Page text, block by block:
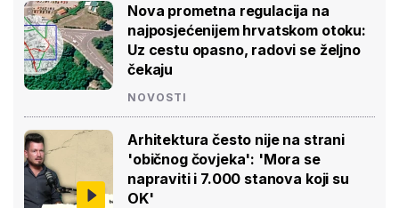
Nova prometna regulacija na
najposjećenijem hrvatskom otoku:
Uz cestu opasno, radovi se željno
čekaju
NOVOSTI
Arhitektura često nije na strani
'običnog čovjeka': 'Mora se
napraviti i 7.000 stanova koji su
OK'